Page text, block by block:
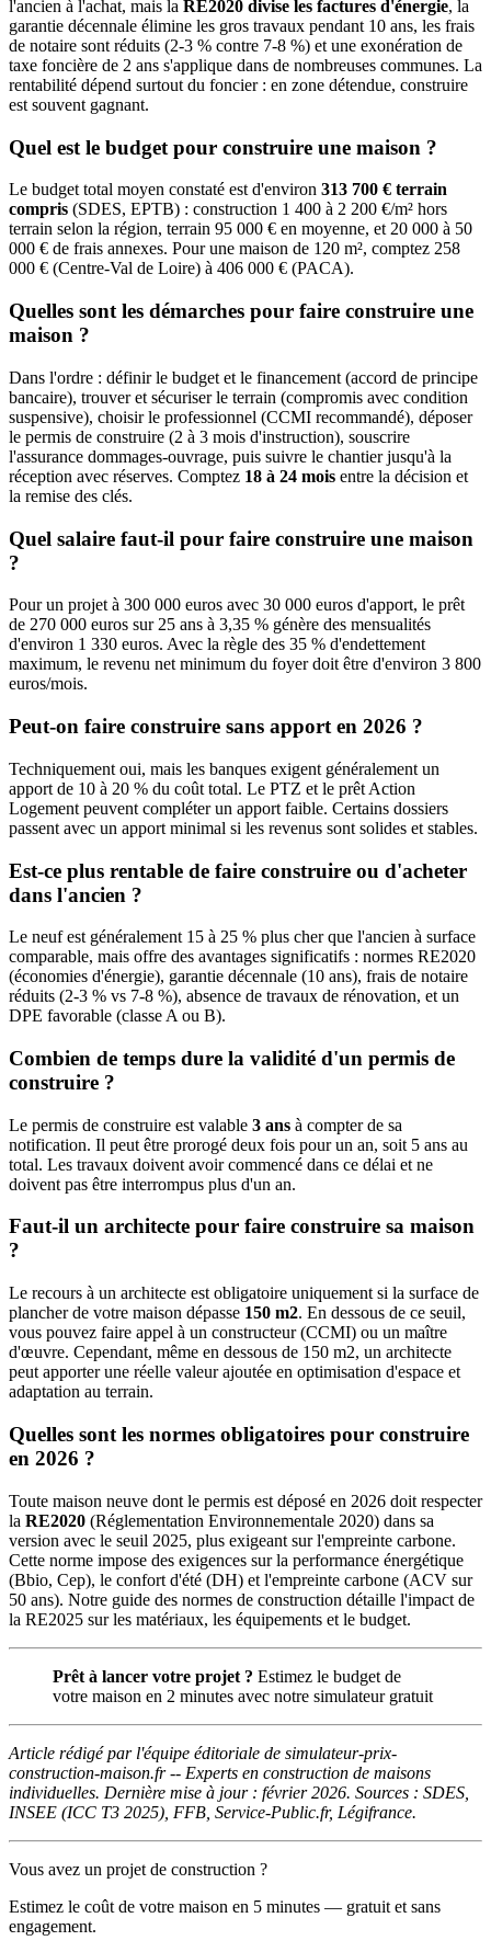
l'ancien à l'achat, mais la RE2020 divise les factures d'énergie, la
garantie décennale élimine les gros travaux pendant 10 ans, les frais
de notaire sont réduits (2-3 % contre 7-8 %) et une exonération de
taxe foncière de 2 ans s'applique dans de nombreuses communes. La
rentabilité dépend surtout du foncier : en zone détendue, construire
est souvent gagnant.
Quel est le budget pour construire une maison ?
Le budget total moyen constaté est d'environ 313 700 € terrain
compris (SDES, EPTB) : construction 1 400 à 2 200 €/m² hors
terrain selon la région, terrain 95 000 € en moyenne, et 20 000 à 50
000 € de frais annexes. Pour une maison de 120 m², comptez 258
000 € (Centre-Val de Loire) à 406 000 € (PACA).
Quelles sont les démarches pour faire construire une
maison ?
Dans l'ordre : définir le budget et le financement (accord de principe
bancaire), trouver et sécuriser le terrain (compromis avec condition
suspensive), choisir le professionnel (CCMI recommandé), déposer
le permis de construire (2 à 3 mois d'instruction), souscrire
l'assurance dommages-ouvrage, puis suivre le chantier jusqu'à la
réception avec réserves. Comptez 18 à 24 mois entre la décision et
la remise des clés.
Quel salaire faut-il pour faire construire une maison
?
Pour un projet à 300 000 euros avec 30 000 euros d'apport, le prêt
de 270 000 euros sur 25 ans à 3,35 % génère des mensualités
d'environ 1 330 euros. Avec la règle des 35 % d'endettement
maximum, le revenu net minimum du foyer doit être d'environ 3 800
euros/mois.
Peut-on faire construire sans apport en 2026 ?
Techniquement oui, mais les banques exigent généralement un
apport de 10 à 20 % du coût total. Le PTZ et le prêt Action
Logement peuvent compléter un apport faible. Certains dossiers
passent avec un apport minimal si les revenus sont solides et stables.
Est-ce plus rentable de faire construire ou d'acheter
dans l'ancien ?
Le neuf est généralement 15 à 25 % plus cher que l'ancien à surface
comparable, mais offre des avantages significatifs : normes RE2020
(économies d'énergie), garantie décennale (10 ans), frais de notaire
réduits (2-3 % vs 7-8 %), absence de travaux de rénovation, et un
DPE favorable (classe A ou B).
Combien de temps dure la validité d'un permis de
construire ?
Le permis de construire est valable 3 ans à compter de sa
notification. Il peut être prorogé deux fois pour un an, soit 5 ans au
total. Les travaux doivent avoir commencé dans ce délai et ne
doivent pas être interrompus plus d'un an.
Faut-il un architecte pour faire construire sa maison
?
Le recours à un architecte est obligatoire uniquement si la surface de
plancher de votre maison dépasse 150 m2. En dessous de ce seuil,
vous pouvez faire appel à un constructeur (CCMI) ou un maître
d'œuvre. Cependant, même en dessous de 150 m2, un architecte
peut apporter une réelle valeur ajoutée en optimisation d'espace et
adaptation au terrain.
Quelles sont les normes obligatoires pour construire
en 2026 ?
Toute maison neuve dont le permis est déposé en 2026 doit respecter
la RE2020 (Réglementation Environnementale 2020) dans sa
version avec le seuil 2025, plus exigeant sur l'empreinte carbone.
Cette norme impose des exigences sur la performance énergétique
(Bbio, Cep), le confort d'été (DH) et l'empreinte carbone (ACV sur
50 ans). Notre guide des normes de construction détaille l'impact de
la RE2025 sur les matériaux, les équipements et le budget.
Prêt à lancer votre projet ? Estimez le budget de
votre maison en 2 minutes avec notre simulateur gratuit
Article rédigé par l'équipe éditoriale de simulateur-prix-
construction-maison.fr -- Experts en construction de maisons
individuelles. Dernière mise à jour : février 2026. Sources : SDES,
INSEE (ICC T3 2025), FFB, Service-Public.fr, Légifrance.
Vous avez un projet de construction ?
Estimez le coût de votre maison en 5 minutes — gratuit et sans
engagement.